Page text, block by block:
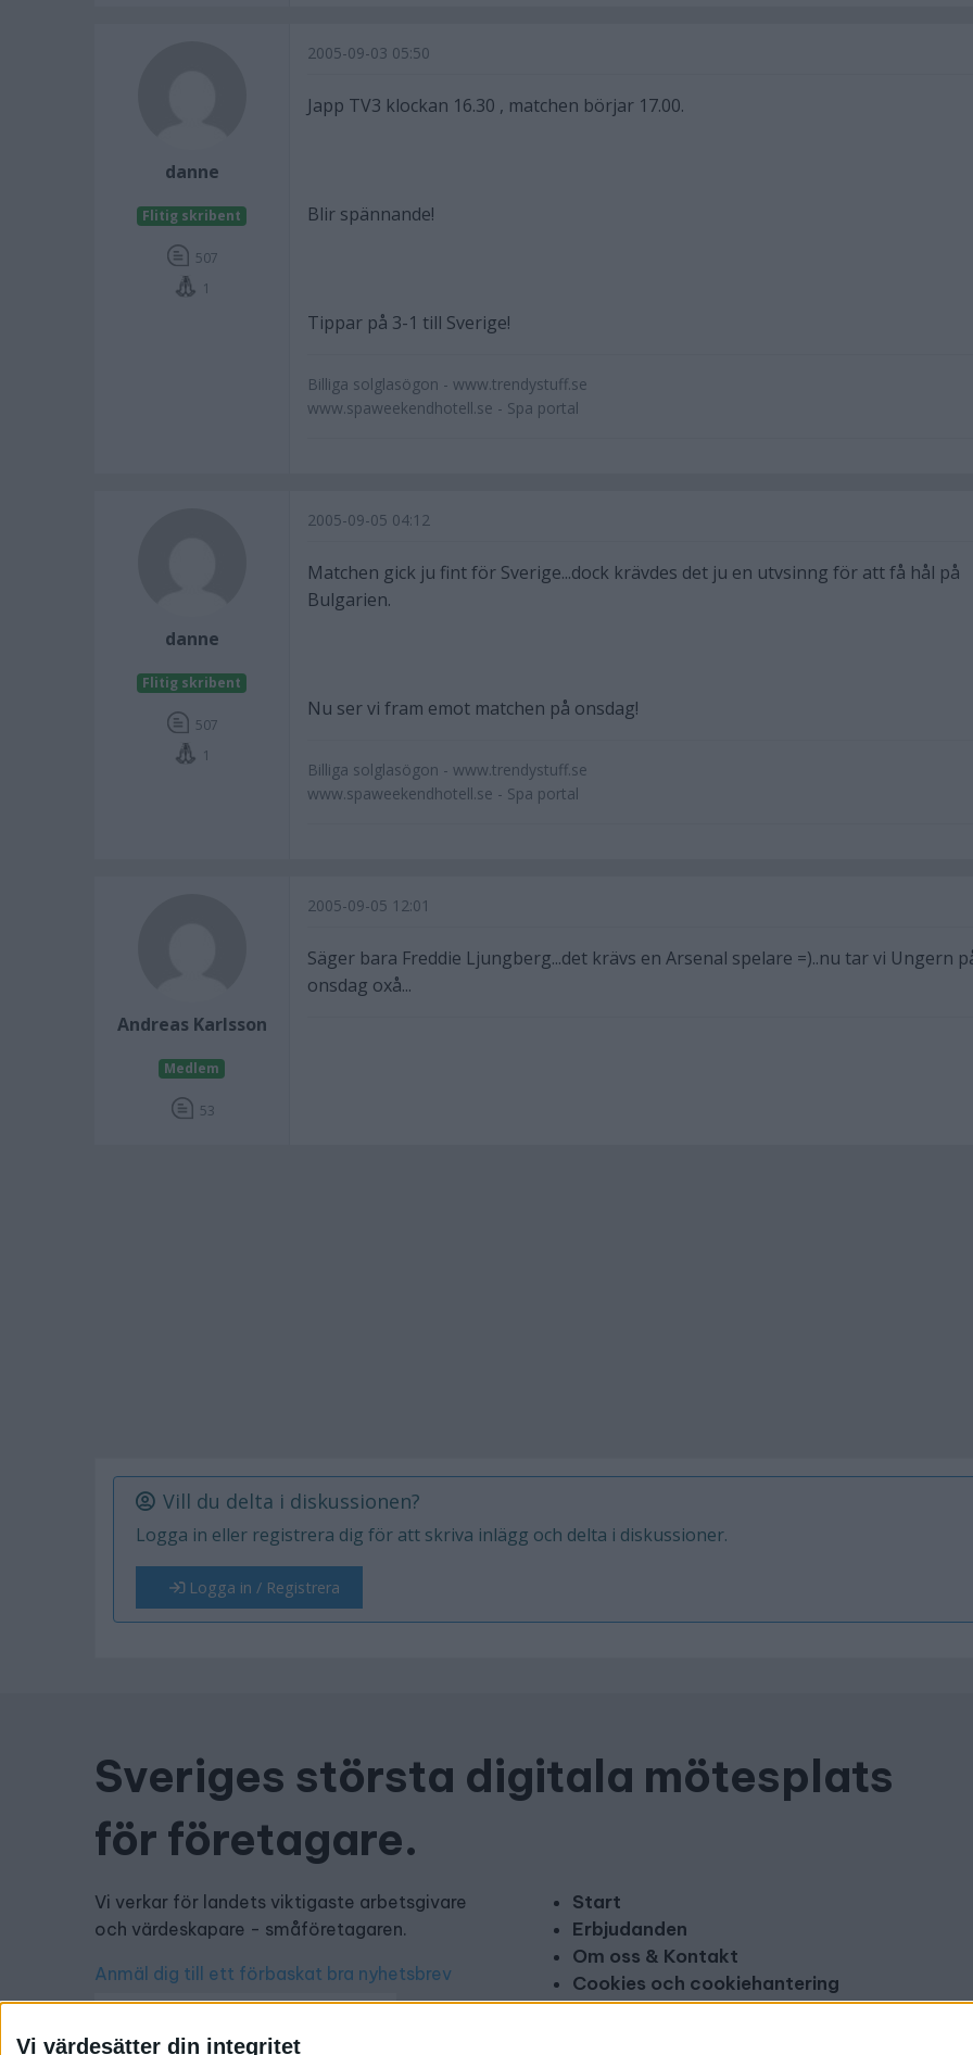
Vi värdesätter din integritet
danne
Flitig skribent
507
1
2005-09-03 05:50
Japp TV3 klockan 16.30 , matchen börjar 17.00.
Blir spännande!
Tippar på 3-1 till Sverige!
Billiga solglasögon - www.trendystuff.se
www.spaweekendhotell.se - Spa portal
danne
Flitig skribent
507
1
2005-09-05 04:12
Matchen gick ju fint för Sverige...dock krävdes det ju en utvsinng för att få hål på
Bulgarien.
Nu ser vi fram emot matchen på onsdag!
Billiga solglasögon - www.trendystuff.se
www.spaweekendhotell.se - Spa portal
Andreas Karlsson
Medlem
53
2005-09-05 12:01
Säger bara Freddie Ljungberg...det krävs en Arsenal spelare =)..nu tar vi Ungern
onsdag oxå...
Vill du delta i diskussionen?
Logga in eller registrera dig för att skriva inlägg och delta i diskussioner.
Logga in / Registrera
Sveriges största digitala mötesplats
för företagare.
Vi verkar för landets viktigaste arbetsgivare
och värdeskapare - småföretagaren.
Anmäl dig till ett förbaskat bra nyhetsbrev
Start
Erbjudanden
Om oss & Kontakt
Cookies och cookiehantering
Copyright och disclaimer